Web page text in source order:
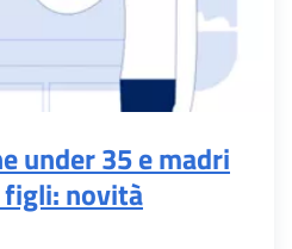
under 35 e madri
figli: novità